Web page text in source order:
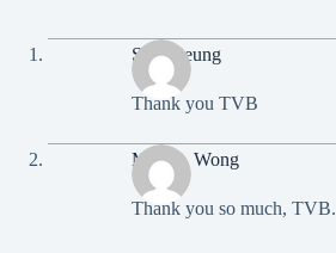
Siu Cheung
Thank you TVB
Marcia. Wong
Thank you so much, TVB.